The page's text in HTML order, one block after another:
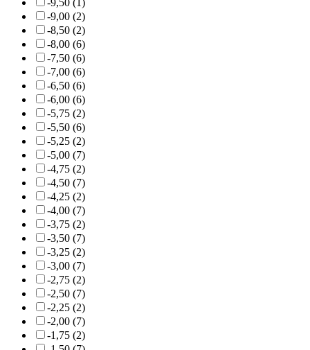
-9,50 (1)
-9,00 (2)
-8,50 (2)
-8,00 (6)
-7,50 (6)
-7,00 (6)
-6,50 (6)
-6,00 (6)
-5,75 (2)
-5,50 (6)
-5,25 (2)
-5,00 (7)
-4,75 (2)
-4,50 (7)
-4,25 (2)
-4,00 (7)
-3,75 (2)
-3,50 (7)
-3,25 (2)
-3,00 (7)
-2,75 (2)
-2,50 (7)
-2,25 (2)
-2,00 (7)
-1,75 (2)